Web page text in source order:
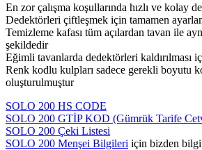
En zor çalışma koşullarında hızlı ve kolay
Dedektörleri çiftleşmek için tamamen
Temizleme kafası tüm açılardan tavan ile
şekildedir
Eğimli tavanlarda dedektörleri kaldırılması
Renk kodlu kulpları sadece gerekli boyutu
oluşturulmuştur
SOLO 200 HS CODE
SOLO 200 GTİP KOD (Gümrük Tarife
SOLO 200 Çeki Listesi
SOLO 200 Menşei Bilgileri için bizden